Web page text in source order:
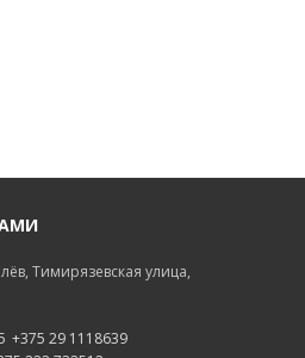
Тимирязевская улица,
+375 29 1118639